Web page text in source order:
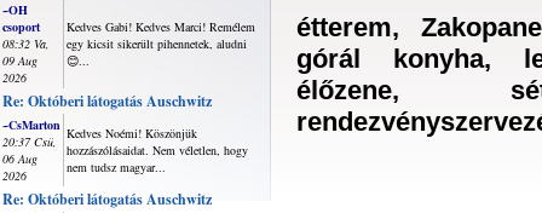
~OH
csoport
08:32 Va,
09 Aug
2026
Kedves Gabi! Kedves Marci! Remélem
egy kicsit sikerült pihennetek, aludni
😊...
Re: Októberi látogatás Auschwitz
~CsMarton
20:37 Csü,
06 Aug
2026
Kedves Noémi! Köszönjük
hozzászólásaidat. Nem véletlen, hogy
nem tudsz magyar...
Re: Októberi látogatás Auschwitz
étterem,
górál konyha,
élőzene,